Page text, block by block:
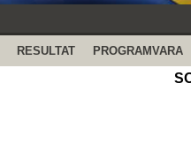
RESULTAT PROGRAMVARA